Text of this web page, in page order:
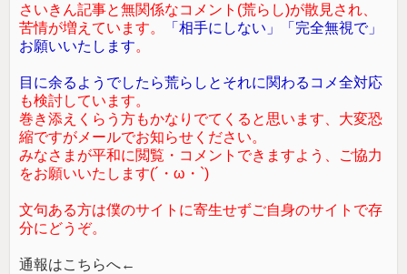
さいきん記事と無関係なコメント(荒らし)が散見され、
苦情が増えています。
「相手にしない」「完全無視で」
お願いいたします。
目に余るようでしたら荒らしとそれに関わるコメ全対応
も検討しています。
巻き添えくらう方もかなりでてくると思います、大変恐
縮ですがメールでお知らせください。
みなさまが平和に閲覧・コメントできますよう、ご協力
をお願いいたします(´・ω・`)
文句ある方は僕のサイトに寄生せずご自身のサイトで存
分にどうぞ。
通報はこちらへ←